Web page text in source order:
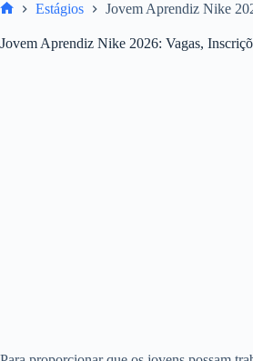
Estágios Jovem Aprendiz Nike
Jovem Aprendiz Nike 2026: Vagas,